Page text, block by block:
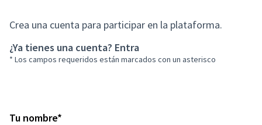
Crea una cuenta para participar en la plataforma.
¿Ya tienes una cuenta? Entra
* Los campos requeridos están marcados con un asterisco
Tu nombre*
hi@example.org